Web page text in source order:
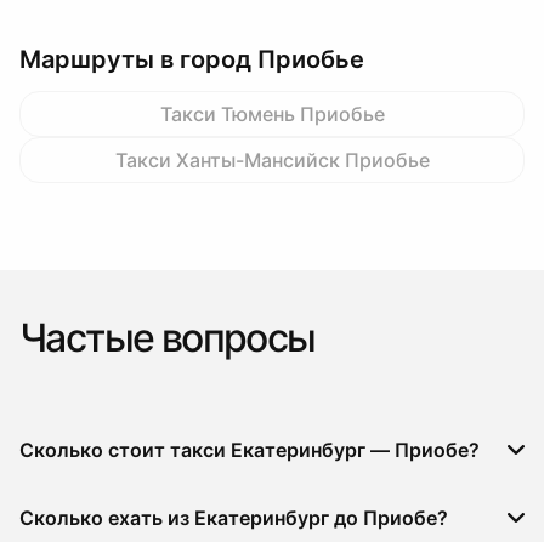
Маршруты в город Приобье
Такси Тюмень Приобье
Такси Ханты-Мансийск Приобье
Частые вопросы
Сколько стоит такси Екатеринбург — Приобе?
Сколько ехать из Екатеринбург до Приобе?